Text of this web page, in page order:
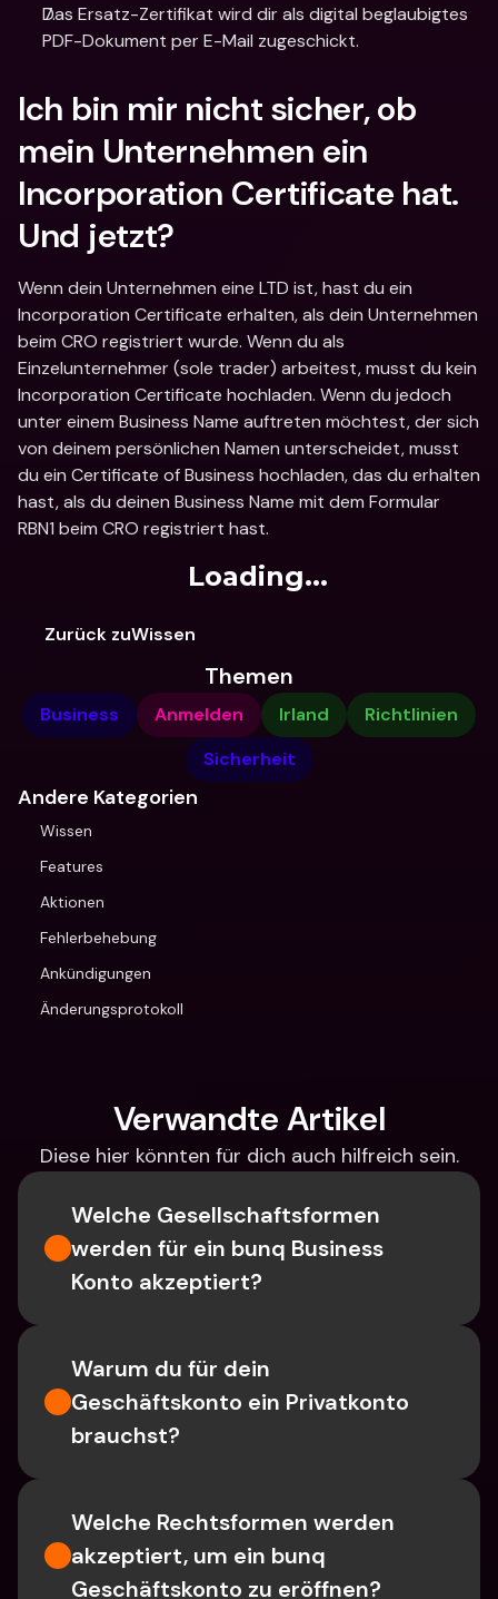
Das Ersatz-Zertifikat wird dir als digital beglaubigtes
PDF-Dokument per E-Mail zugeschickt.
Ich bin mir nicht sicher, ob
mein Unternehmen ein
Incorporation Certificate hat.
Und jetzt?
Wenn dein Unternehmen eine LTD ist, hast du ein
Incorporation Certificate erhalten, als dein Unternehmen
beim CRO registriert wurde. Wenn du als
Einzelunternehmer (sole trader) arbeitest, musst du kein
Incorporation Certificate hochladen. Wenn du jedoch
unter einem Business Name auftreten möchtest, der sich
von deinem persönlichen Namen unterscheidet, musst
du ein Certificate of Business hochladen, das du erhalten
hast, als du deinen Business Name mit dem Formular
RBN1 beim CRO registriert hast.
Loading...
Zurück zuWissen
Themen
Business Anmelden Irland
Richtlinien
Sicherheit
Andere Kategorien
Wissen
Features
Aktionen
Fehlerbehebung
Ankündigungen
Änderungsprotokoll
Verwandte Artikel
Diese hier könnten für dich auch hilfreich sein.
Welche Gesellschaftsformen
werden für ein bunq Business
Konto akzeptiert?
Warum du für dein
Geschäftskonto ein Privatkonto
brauchst?
Welche Rechtsformen werden
akzeptiert, um ein bunq
Geschäftskonto zu eröffnen?